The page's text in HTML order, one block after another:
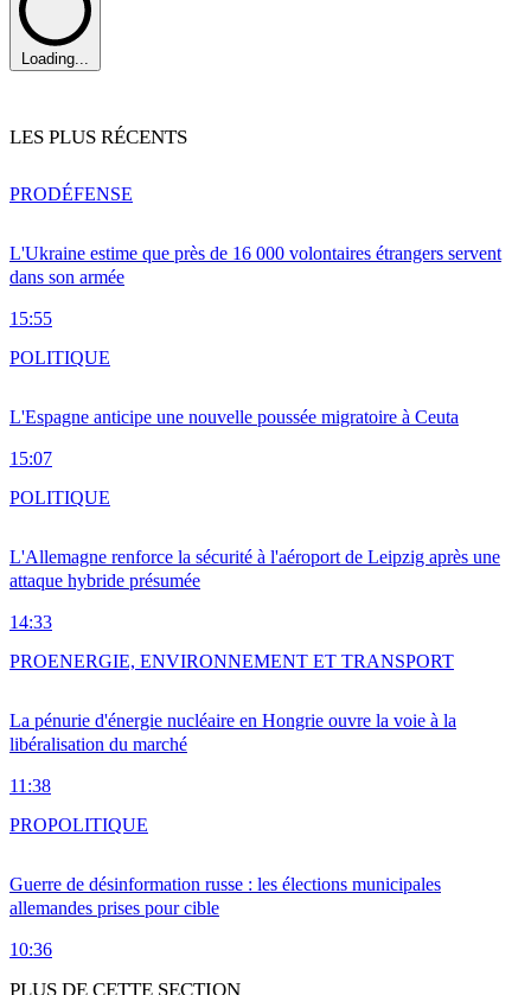
Loading...
LES PLUS RÉCENTS
L'Ukraine estime que près de 16 000 volontaires étrangers servent
dans son armée
15:55
PRODÉFENSE
L'Espagne anticipe une nouvelle poussée migratoire à Ceuta
15:07
POLITIQUE
L'Allemagne renforce la sécurité à l'aéroport de Leipzig après une
attaque hybride présumée
14:33
POLITIQUE
La pénurie d'énergie nucléaire en Hongrie ouvre la voie à la
libéralisation du marché
11:38
PROENERGIE, ENVIRONNEMENT ET TRANSPORT
Guerre de désinformation russe : les élections municipales
allemandes prises pour cible
10:36
PROPOLITIQUE
PLUS DE CETTE SECTION